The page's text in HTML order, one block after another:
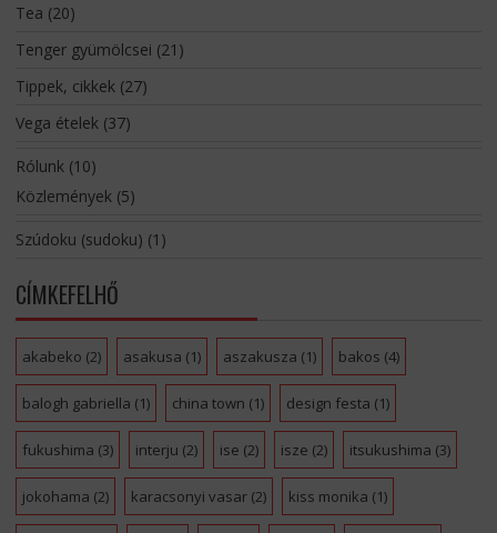
Tea (20)
Tenger gyümölcsei (21)
Tippek, cikkek(27)
Vega ételek(37)
Rólunk(10)
Közlemények(5)
Szúdoku (sudoku) (1)
CÍMKEFELHŐ
akabeko (2) asakusa (1) aszakusza (1) bakos (4)
balogh gabriella (1) china town (1) design festa (1)
fukushima (3) interju (2) ise (2) isze (2) itsukushima (3)
jokohama (2) karacsonyi vasar(2) kiss monika (1)